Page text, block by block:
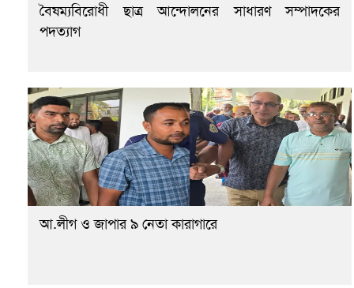
বৈষম্যবিরোধী ছাত্র আন্দোলনের সাধারণ সম্পাদকের
পদত্যাগ
আ.লীগ ও জাপার ৯ নেতা কারাগারে